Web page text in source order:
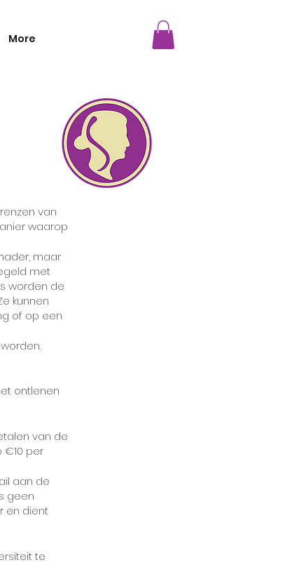
More
van
waarop
maar
met
worden de
kunnen
of op een
ontlenen
van de
€10 per
aan de
geen
en dient
te